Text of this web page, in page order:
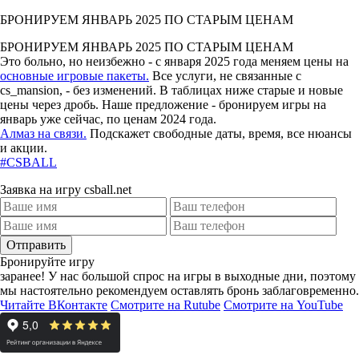
БРОНИРУЕМ ЯНВАРЬ 2025 ПО СТАРЫМ ЦЕНАМ
БРОНИРУЕМ ЯНВАРЬ 2025 ПО СТАРЫМ ЦЕНАМ
Это больно, но неизбежно - с января 2025 года меняем цены на
основные игровые пакеты. Все услуги, не связанные с
cs_mansion, - без изменений. В таблицах ниже старые и новые
цены через дробь. Наше предложение - бронируем игры на
январь уже сейчас, по ценам 2024 года.
Алмаз на связи. Подскажет свободные даты, время, все нюансы
и акции.
#CSBALL
Заявка на игру csball.net
Отправить
Бронируйте игру
заранее! У нас большой спрос на игры в выходные дни, поэтому
мы настоятельно рекомендуем оставлять бронь заблаговременно.
Читайте ВКонтакте Смотрите на Rutube Смотрите на YouTube